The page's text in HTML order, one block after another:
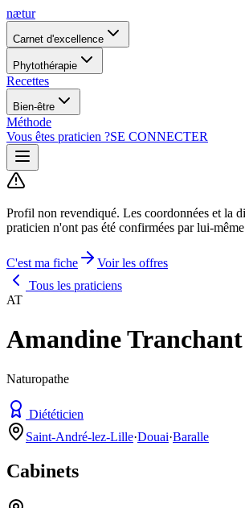
nætur
Carnet d'excellence
Phytothérapie
Recettes
Bien-être
Méthode
Vous êtes praticien ?SE CONNECTER
Profil non revendiqué. Les coordonnées et la
praticien n'ont pas été confirmées par lui-
C'est ma fiche
Voir les offres
Tous les praticiens
AT
Amandine Tranchant
Naturopathe
Diététicien
Saint-André-lez-Lille·Douai·Baralle
Cabinets